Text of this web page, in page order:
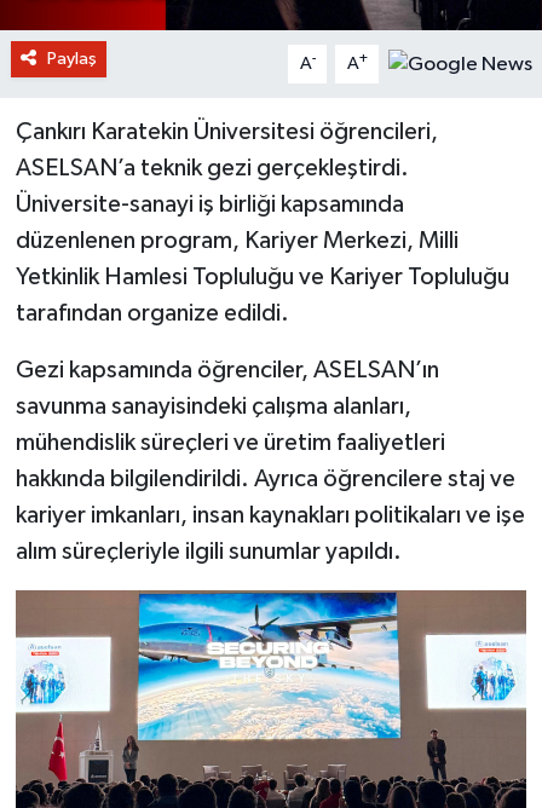
Paylaş A- A+
Çankırı Karatekin Üniversitesi öğrencileri,
ASELSAN’a teknik gezi gerçekleştirdi.
Üniversite-sanayi iş birliği kapsamında
düzenlenen program, Kariyer Merkezi, Milli
Yetkinlik Hamlesi Topluluğu ve Kariyer Topluluğu
tarafından organize edildi.
Gezi kapsamında öğrenciler, ASELSAN’ın
savunma sanayisindeki çalışma alanları,
mühendislik süreçleri ve üretim faaliyetleri
hakkında bilgilendirildi. Ayrıca öğrencilere staj ve
kariyer imkanları, insan kaynakları politikaları ve işe
alım süreçleriyle ilgili sunumlar yapıldı.